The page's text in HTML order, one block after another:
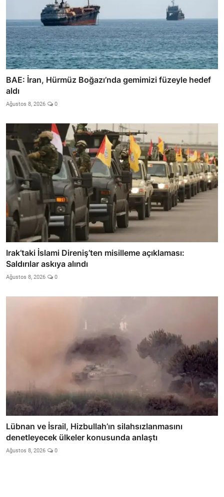
BAE: İran, Hürmüz Boğazı’nda gemimizi füzeyle hedef
aldı
Ağustos 8, 2026 0
Irak’taki İslami Direniş’ten misilleme açıklaması:
Saldırılar askıya alındı
Ağustos 8, 2026 0
Lübnan ve İsrail, Hizbullah’ın silahsızlanmasını
denetleyecek ülkeler konusunda anlaştı
Ağustos 8, 2026 0